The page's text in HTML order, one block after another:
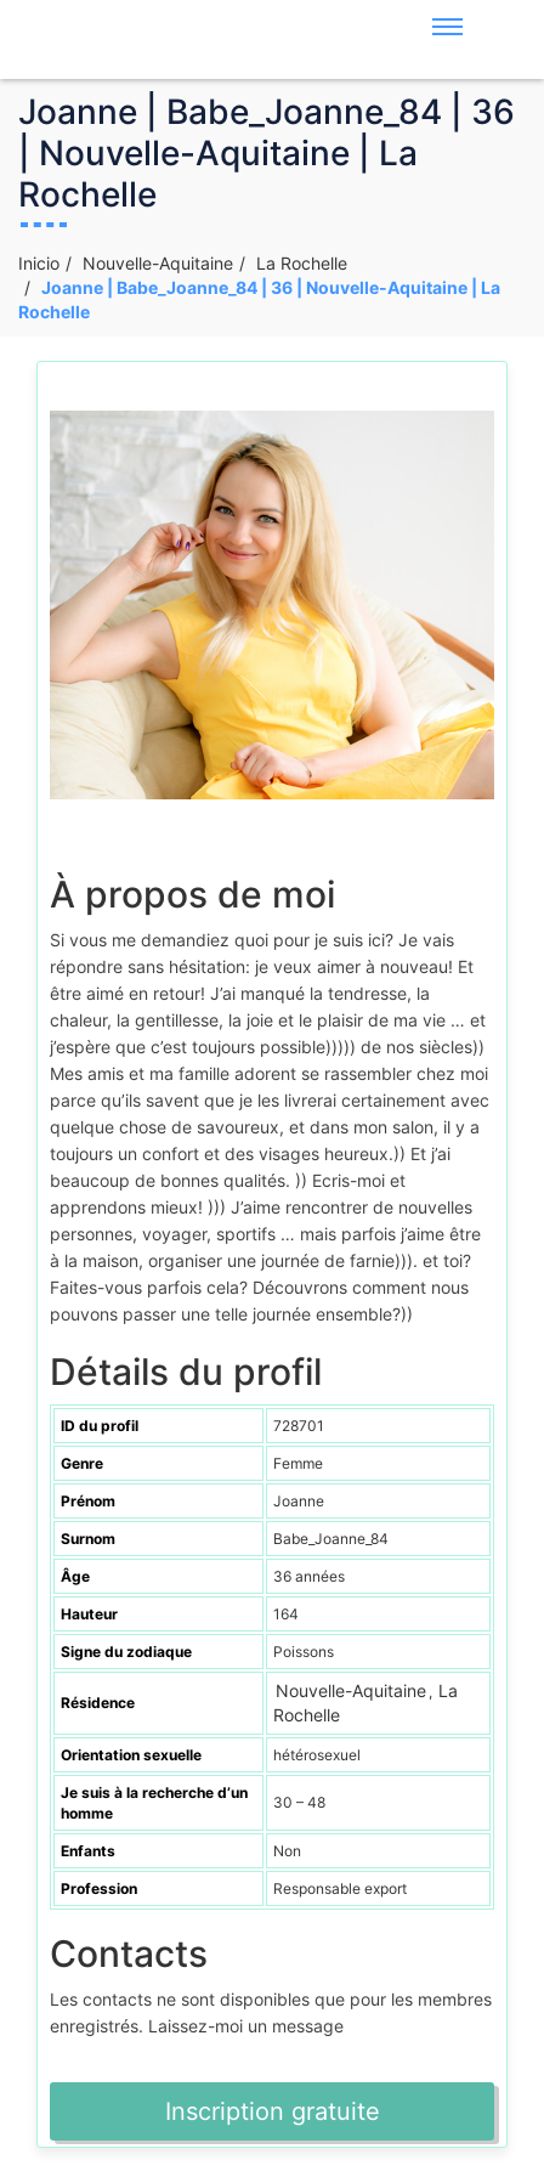
Joanne | Babe_Joanne_84 | 36
| Nouvelle-Aquitaine | La
Rochelle
Inicio Nouvelle-Aquitaine
La Rochelle
Joanne | Babe_Joanne_84 | 36 | Nouvelle-Aquitaine | La
Rochelle
À propos de moi
Si vous me demandiez quoi pour je suis ici? Je vais
répondre sans hésitation: je veux aimer à nouveau! Et
être aimé en retour! J’ai manqué la tendresse, la
chaleur, la gentillesse, la joie et le plaisir de ma vie … et
j’espère que c’est toujours possible))))) de nos siècles))
Mes amis et ma famille adorent se rassembler chez moi
parce qu’ils savent que je les livrerai certainement avec
quelque chose de savoureux, et dans mon salon, il y a
toujours un confort et des visages heureux.)) Et j’ai
beaucoup de bonnes qualités. )) Ecris-moi et
apprendons mieux! ))) J’aime rencontrer de nouvelles
personnes, voyager, sportifs … mais parfois j’aime être
à la maison, organiser une journée de farnie))). et toi?
Faites-vous parfois cela? Découvrons comment nous
pouvons passer une telle journée ensemble?))
Détails du profil
ID du profil 728701
Genre Femme
Prénom Joanne
Surnom Babe_Joanne_84
Âge 36 années
Hauteur 164
Signe du zodiaque Poissons
Résidence
Nouvelle-Aquitaine , La
Rochelle
Orientation sexuelle hétérosexuel
Je suis à la recherche d’un
homme
30 – 48
Enfants Non
Profession Responsable export
Contacts
Les contacts ne sont disponibles que pour les membres
enregistrés. Laissez-moi un message
Inscription gratuite